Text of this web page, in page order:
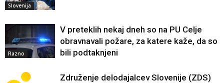
Slovenija
Razno
V preteklih nekaj dneh so na PU Celje
obravnavali požare, za katere kaže, da so
bili podtaknjeni
Združenje delodajalcev Slovenije (ZDS)